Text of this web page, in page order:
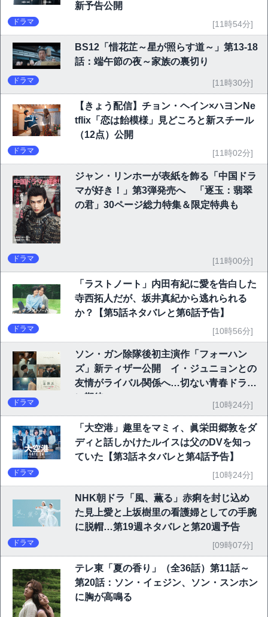
新予告公開
ドラマ [11時54分]
BS12「惜花芷～星が照らす道～」第13-18
話：端午節の夜～家族の裏切り
ドラマ [11時30分]
【きょう配信】チョン・ヘイン×ハヨンNe
tflix「恋は飴模様」見どころと新スチール
（12点）公開
ドラマ [11時02分]
ジャン・リンホーが表紙を飾る「中国ドラ
マが好き！」第3弾発売へ 「逐玉：翡翠
の君」30ページ総力特集＆限定特典も
ドラマ [11時00分]
「ラストノート」内田有紀に愛を告白した
寺西拓人だが、坂井真紀から逃れられる
か？【第5話ネタバレと第6話予告】
ドラマ [10時56分]
ソン・ガン除隊後初主演作「フォーハン
ズ」新ティザー公開 イ・ジュニョンとの
友情がライバル関係へ…切ない青春ドラマ
に期待
ドラマ [10時24分]
「大空港」趣里をマミィ、眞栄田郷敦をダ
ディと話しかけたルイスは父のDVを知っ
ていた【第3話ネタバレと第4話予告】
ドラマ [10時24分]
NHK朝ドラ「風、薫る」赤痢を封じ込め
た見上愛と上坂樹里の看護婦としての手腕
に脱帽…第19週ネタバレと第20週予告
ドラマ [09時07分]
テレ東「夏の香り」（全36話）第11話～
第20話：ソン・イェジン、ソン・スンホン
に胸が高鳴る